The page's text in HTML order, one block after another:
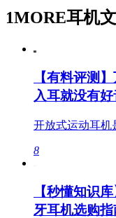
1MORE耳机
【有料评测
入耳就没有好
开放式运动耳机
8
【秒懂知识
牙耳机选购指